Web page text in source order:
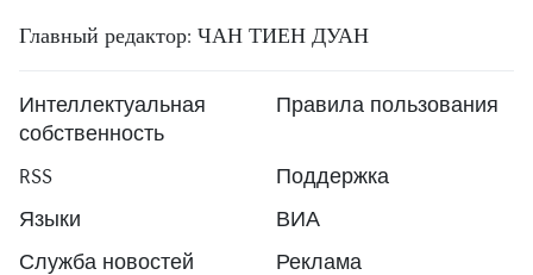
Главный редактор: ЧАН ТИЕН ДУАН
Интеллектуальная
собственность
Правила пользования
RSS
Поддержка
Языки
ВИА
Служба новостей
Реклама